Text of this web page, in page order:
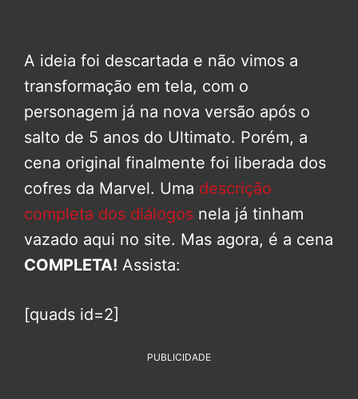
A ideia foi descartada e não vimos a
transformação em tela, com o
personagem já na nova versão após o
salto de 5 anos do Ultimato. Porém, a
cena original finalmente foi liberada dos
cofres da Marvel. Uma descrição
completa dos diálogos nela já tinham
vazado aqui no site. Mas agora, é a cena
COMPLETA! Assista:
[quads id=2]
PUBLICIDADE